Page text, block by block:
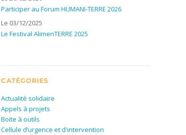
Participer au Forum HUMANI-TERRE 2026
Le 03/12/2025
Le Festival AlimenTERRE 2025
CATÉGORIES
Actualité solidaire
Appels à projets
Boite à outils
Cellule d’urgence et d'intervention